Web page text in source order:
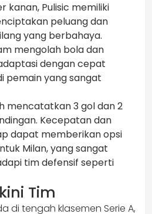
kanan, Pulisic memiliki
peluang dan
yang berbahaya.
mengolah bola dan
dengan cepat
pemain yang sangat
mencatatkan 3 gol dan 2
Kecepatan dan
dapat memberikan opsi
Milan, yang sangat
tim defensif seperti
Tim
di tengah klasemen Serie A,